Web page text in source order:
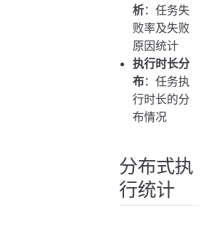
析：任务失
败率及失败
原因统计
执行时长分
布：任务执
行时长的分
布情况
分布式执
行统计